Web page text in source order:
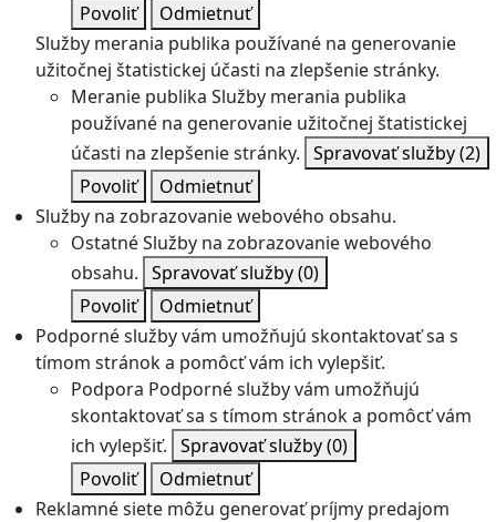
Povoliť
Odmietnuť
Služby merania publika používané na generovanie
užitočnej štatistickej účasti na zlepšenie stránky.
Meranie publika Služby merania publika
používané na generovanie užitočnej štatistickej
účasti na zlepšenie stránky. Spravovať služby(2)
Povoliť
Odmietnuť
Služby na zobrazovanie webového obsahu.
OstatnéSlužby na zobrazovanie webového
obsahu. Spravovať služby(0)
Povoliť
Odmietnuť
Podporné služby vám umožňujú skontaktovať sa s
tímom stránok a pomôcť vám ich vylepšiť.
Podpora Podporné služby vám umožňujú
skontaktovať sa s tímom stránok a pomôcť vám
ich vylepšiť. Spravovať služby(0)
Povoliť
Odmietnuť
Reklamné siete môžu generovať príjmy predajom